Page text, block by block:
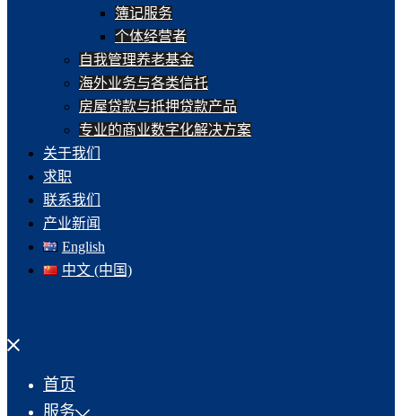
簿记服务
个体经营者
自我管理养老基金
海外业务与各类信托
房屋贷款与抵押贷款产品
专业的商业数字化解决方案
关于我们
求职
联系我们
产业新闻
English
中文 (中国)
Close
首页
服务